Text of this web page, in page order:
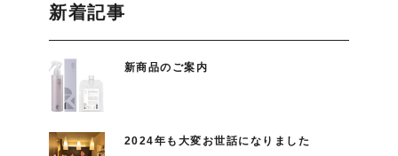
新着記事
新商品のご案内
2024年も大変お世話になりました